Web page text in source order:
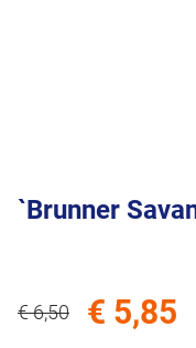
`Brunner
€ 6,50 € 5,85